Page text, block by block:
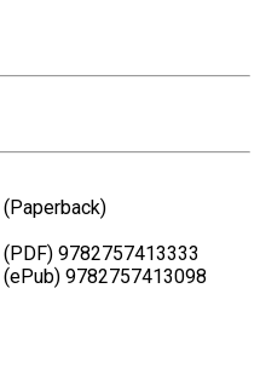
9782757413333
9782757413098